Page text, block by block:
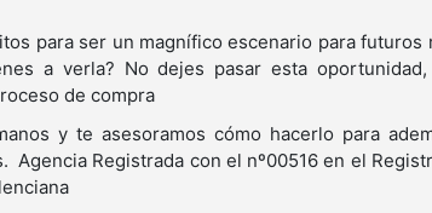
para ser un magnífico escenario para futuros
a verla? No dejes pasar esta oportunidad,
de compra
y te asesoramos cómo hacerlo para
Agencia Registrada con el nº00516 en el